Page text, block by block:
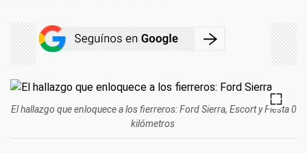
El hallazgo que enloquece a los fierreros: Ford Sierra, Escort y Fiesta 0
kilómetros